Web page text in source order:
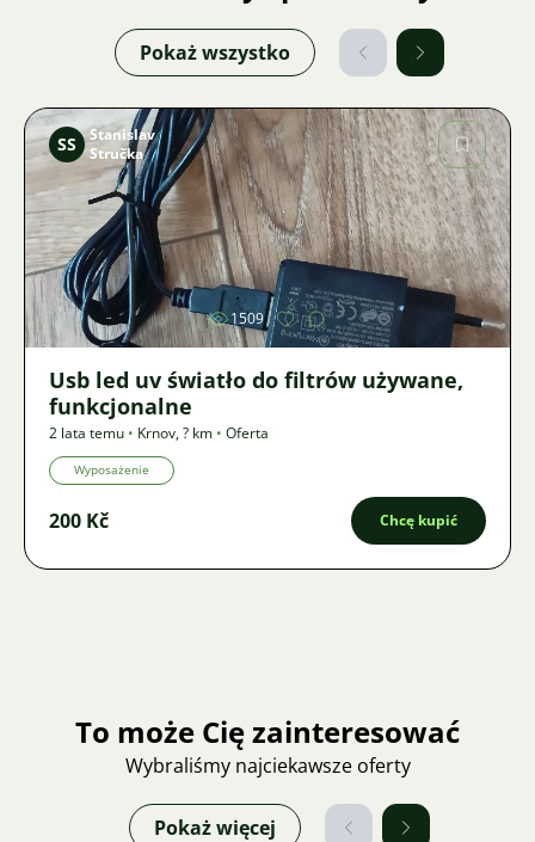
Pokaż wszystko
Zdjęcie
SS
Stanislav
Stručka
1509
Usb led uv światło do filtrów używane,
funkcjonalne
2 lata temu • Krnov,? km • Oferta
Wyposażenie
200 Kč Chcę kupić
To może Cię zainteresować
Wybraliśmy najciekawsze oferty
Pokaż więcej